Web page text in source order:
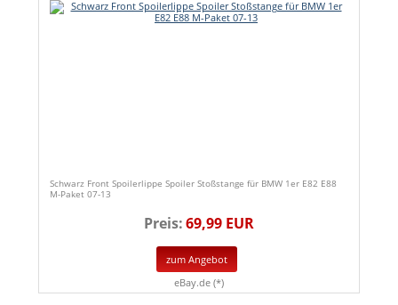
Schwarz Front Spoilerlippe Spoiler Stoßstange für BMW 1er E82 E88
M-Paket 07-13
Preis:69,99 EUR
zum Angebot
eBay.de (*)